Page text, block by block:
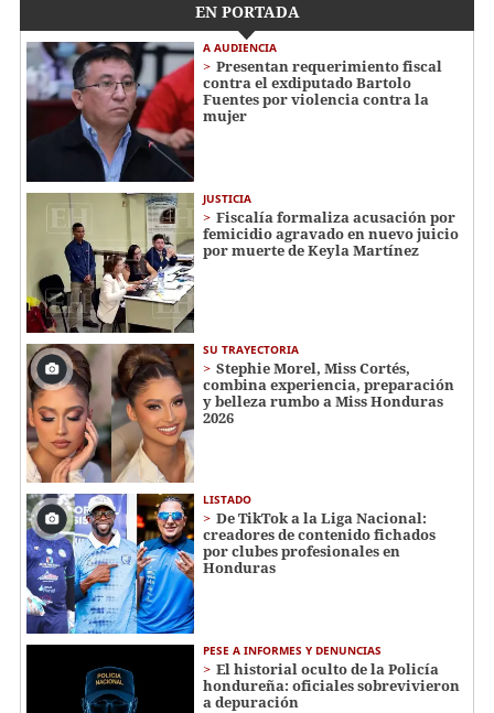
EN PORTADA
A AUDIENCIA
Presentan requerimiento fiscal
contra el exdiputado Bartolo
Fuentes por violencia contra la
mujer
JUSTICIA
Fiscalía formaliza acusación por
femicidio agravado en nuevo juicio
por muerte de Keyla Martínez
SU TRAYECTORIA
Stephie Morel, Miss Cortés,
combina experiencia, preparación
y belleza rumbo a Miss Honduras
2026
LISTADO
De TikTok a la Liga Nacional:
creadores de contenido fichados
por clubes profesionales en
Honduras
PESE A INFORMES Y DENUNCIAS
El historial oculto de la Policía
hondureña: oficiales sobrevivieron
a depuración